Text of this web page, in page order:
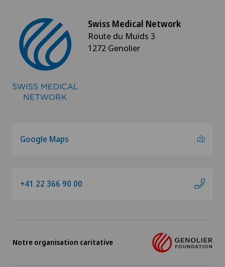
Swiss Medical Network
Route du Muids 3
1272 Genolier
Google Maps
+41 22 366 90 00
Notre organisation caritative